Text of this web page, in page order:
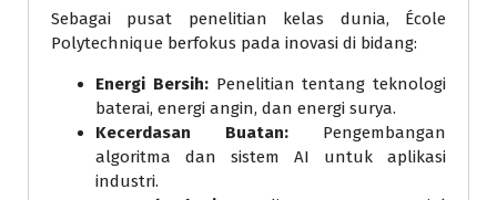
Sebagai pusat penelitian kelas dunia, École
Polytechnique berfokus pada inovasi di bidang:
Energi Bersih:Penelitian tentang teknologi
baterai, energi angin, dan energi surya.
Kecerdasan Buatan: Pengembangan
algoritma dan sistem AI untuk aplikasi
industri.